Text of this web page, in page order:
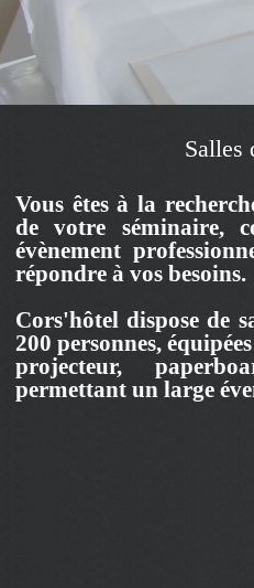
Salles
Vous êtes à la
de votre séminaire,
évènement
répondre à vos besoins.
Cors'hôtel dispose de
200 personnes,
projecteur,
permettant un large